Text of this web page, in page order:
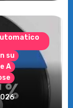
su
A
Candy